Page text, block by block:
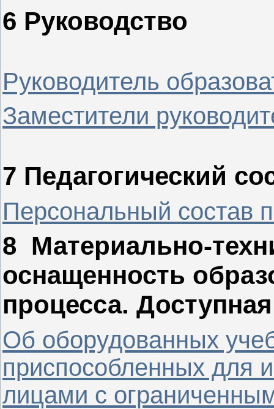
6 Руководство
Руководитель
Заместители
7 Педагогический
Персональный состав
8 Материально-
оснащенность
процесса.
Об оборудованных
приспособленных для
лицами с